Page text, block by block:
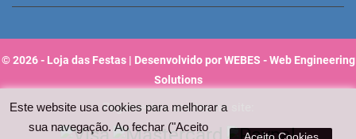
Este website usa cookies para melhorar a
sua navegação. Ao fechar ("Aceito
© 2026 - Loja das Festas | Desenvolvido por WEBES - Web Engineering
Solutions
Pagamentos aceites no site: